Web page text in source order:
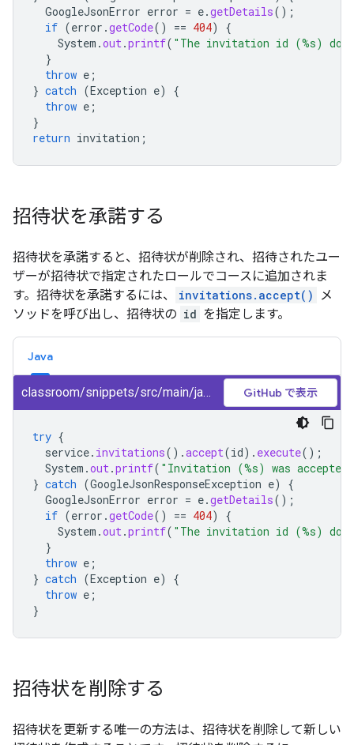
GoogleJsonError error = e.getDetails();
if (error .getCode() == 404)
{
System .out.printf( "The invitation id (%s)
}
throw e ;
} catch (Exception e)
{
throw e ;
}
return invitation ;
招待状を承諾する
招待状を承諾すると、招待状が削除され、招待されたユー
ザーが招待状で指定されたロールでコースに追加されま
す。招待状を承諾するには、
invitations.accept()
メ
ソッドを呼び出し、招待状の id を指定します。
Java
classroom/snippets/src/main/java/AcceptInvitation.java GitHub で表示
try {
service. invitations().accept(id). execute();
System .out.printf( "Invitation (%s) was
} catch (GoogleJsonResponseException e)
{
GoogleJsonError error = e.getDetails();
if (error .getCode() == 404)
{
System .out.printf( "The invitation id (%s)
}
throw e ;
} catch (Exception e)
{
throw e ;
}
招待状を削除する
招待状を更新する唯一の方法は、招待状を削除して新しい